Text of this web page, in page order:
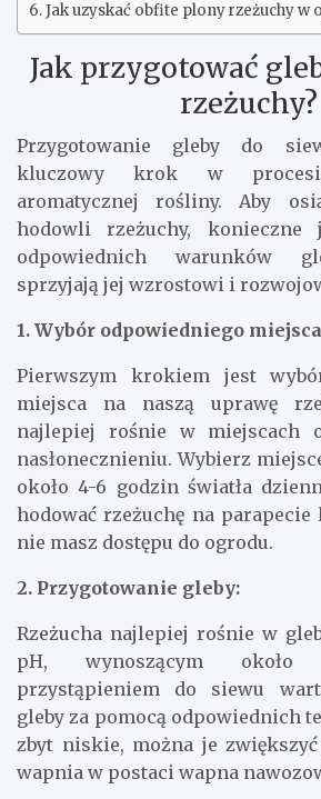
Jak uzyskać obfite plony rzeżuchy w
Jak przygotować
rzeżuchy?
Przygotowanie gleby do
kluczowy krok w
aromatycznej rośliny. Aby
hodowli rzeżuchy, konieczne
odpowiednich warunków
sprzyjają jej wzrostowi i
1. Wybór odpowiedniego
Pierwszym krokiem jest
miejsca na naszą uprawę
najlepiej rośnie w miejscach
nasłonecznieniu. Wybierz
około 4-6 godzin światła
hodować rzeżuchę na
nie masz dostępu do ogrodu.
2. Przygotowanie gleby:
Rzeżucha najlepiej rośnie w
pH, wynoszącym około
przystąpieniem do siewu
gleby za pomocą odpowiednich
zbyt niskie, można je
wapnia w postaci wapna